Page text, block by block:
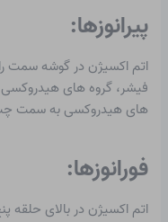
پیرانوزها:
اتم اکسیژن در گوشه سمت
فیشر، گروه های
های هیدروکسی به سمت چپ
فورانوزها:
اتم اکسیژن در بالای حلقه